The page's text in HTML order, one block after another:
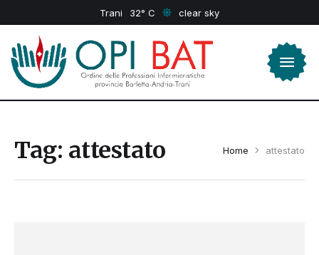
Trani 32 clear sky
Tag: attestato Home attestato